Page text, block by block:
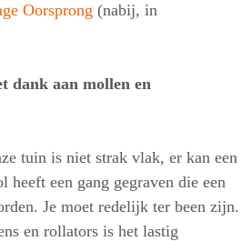
Oorsprong (nabij, in
dank aan mollen en
tuin is niet strak vlak, er kan een
heeft een gang gegraven die een
Je moet redelijk ter been zijn.
en rollators is het lastig